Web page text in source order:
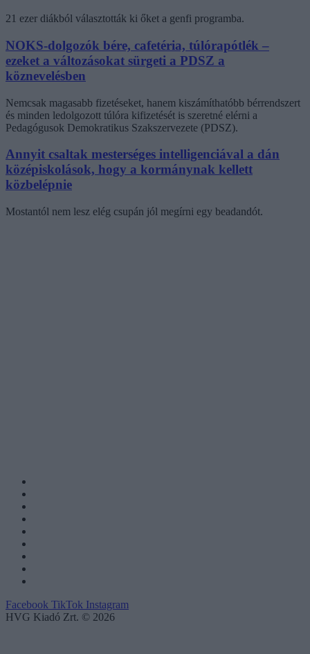
21 ezer diákból választották ki őket a genfi programba.
NOKS-dolgozók bére, cafetéria, túlórapótlék –
ezeket a változásokat sürgeti a PDSZ a
köznevelésben
Nemcsak magasabb fizetéseket, hanem kiszámíthatóbb bérrendszert
és minden ledolgozott túlóra kifizetését is szeretné elérni a
Pedagógusok Demokratikus Szakszervezete (PDSZ).
Annyit csaltak mesterséges intelligenciával a dán
középiskolások, hogy a kormánynak kellett
közbelépnie
Mostantól nem lesz elég csupán jól megírni egy beadandót.
Facebook TikTok Instagram
HVG Kiadó Zrt. © 2026